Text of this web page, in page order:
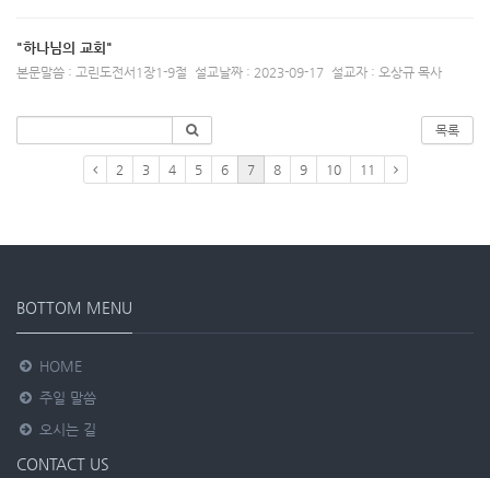
"하나님의 교회"
본문말씀 : 고린도전서1장1-9절 설교날짜 : 2023-09-17 설교자 : 오상규 목사
목록
2 3 4 5 6 7 8 9 10 11
BOTTOM MENU
HOME
주일 말씀
오시는 길
CONTACT US